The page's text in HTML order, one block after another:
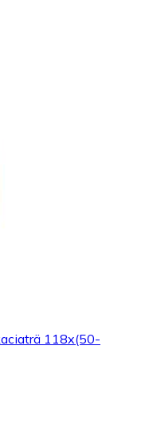
118x(50-